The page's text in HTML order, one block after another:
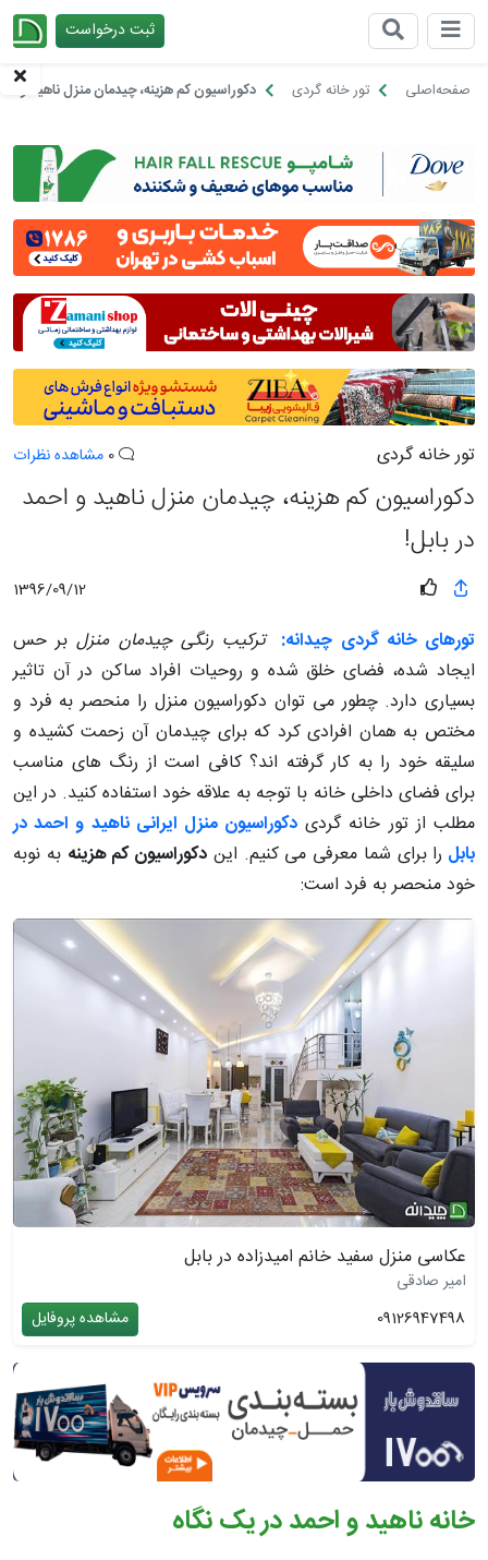
ثبت درخواست
صفحه‌اصلی تور خانه گردی دکوراسیون کم هزینه، چیدمان منزل ناهید و
تور خانه گردی مشاهده نظرات
دکوراسیون کم هزینه، چیدمان منزل ناهید و احمد
در بابل!
1396/09/12
تورهای خانه گردی چیدانه: ترکیب رنگی چیدمان منزلبر حس
ایجاد شده، فضای خلق شده و روحیات افراد ساکن در آن تاثیر
بسیاری دارد. چطور می توان دکوراسیون منزل را منحصر به فرد و
مختص به همان افرادی کرد که برای چیدمان آن زحمت کشیده و
سلیقه خود را به کار گرفته اند؟ کافی است از رنگ های مناسب
برای فضای داخلی خانه با توجه به علاقه خود استفاده کنید. در این
مطلب از تور خانه گردی دکوراسیون منزل ایرانی ناهید و احمد در
بابل را برای شما معرفی می کنیم. این دکوراسیون کم هزینه به نوبه
خود منحصر به فرد است:
عکاسی منزل سفید خانم امیدزاده در بابل
امیر صادقی
09126947498
مشاهده پروفایل
خانه ناهید و احمد در یک نگاه